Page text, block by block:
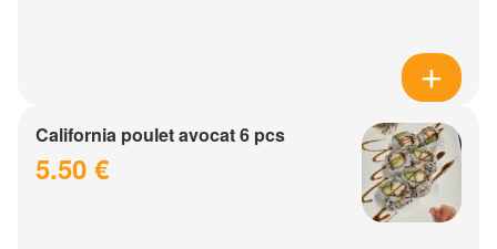
California poulet avocat 6 pcs
5.50 €